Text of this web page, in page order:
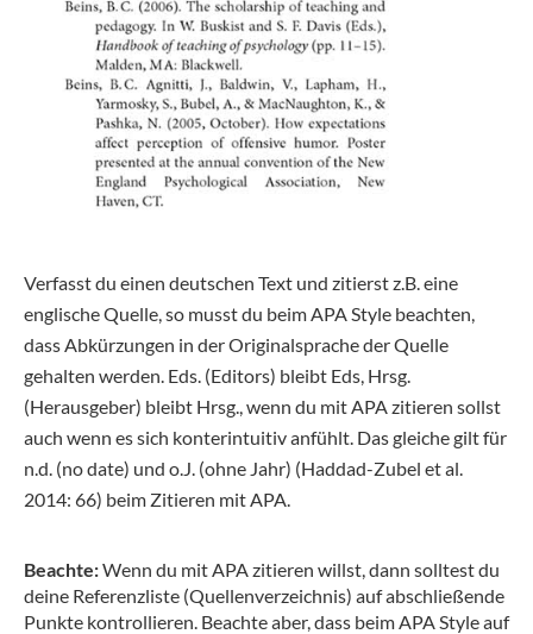
Verfasst du einen deutschen Text und zitierst z.B. eine
englische Quelle, so musst du beim APA Style beachten,
dass Abkürzungen in der Originalsprache der Quelle
gehalten werden. Eds. (Editors) bleibt Eds, Hrsg.
(Herausgeber) bleibt Hrsg., wenn du mit APA zitieren sollst
auch wenn es sich konterintuitiv anfühlt. Das gleiche gilt für
n.d. (no date) und o.J. (ohne Jahr) (Haddad-Zubel et al.
2014: 66) beim Zitieren mit APA.
Beachte:Wenn du mit APA zitieren willst, dann solltest du
deine Referenzliste (Quellenverzeichnis) auf abschließende
Punkte kontrollieren. Beachte aber, dass beim APA Style auf